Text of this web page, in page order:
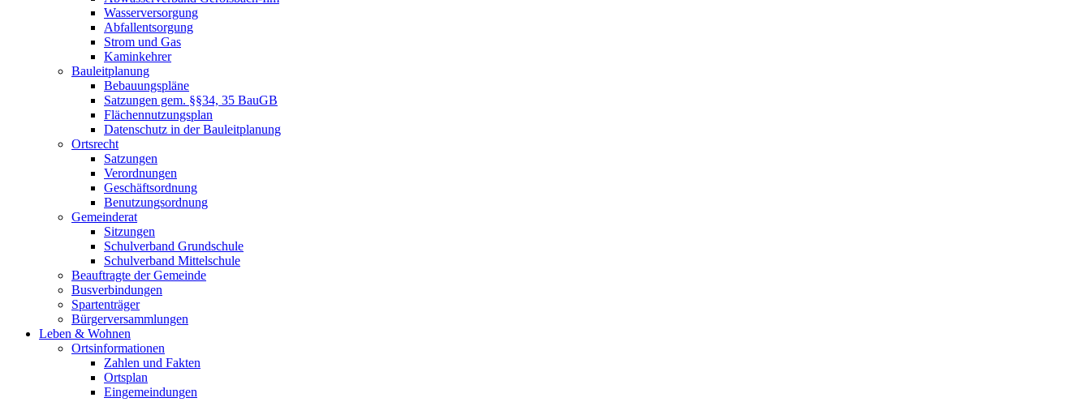
Wasserversorgung
Abfallentsorgung
Strom und Gas
Kaminkehrer
Bauleitplanung
Bebauungspläne
Satzungen gem. §§34, 35 BauGB
Flächennutzungsplan
Datenschutz in der Bauleitplanung
Ortsrecht
Satzungen
Verordnungen
Geschäftsordnung
Benutzungsordnung
Gemeinderat
Sitzungen
Schulverband Grundschule
Schulverband Mittelschule
Beauftragte der Gemeinde
Busverbindungen
Spartenträger
Bürgerversammlungen
Leben & Wohnen
Ortsinformationen
Zahlen und Fakten
Ortsplan
Eingemeindungen